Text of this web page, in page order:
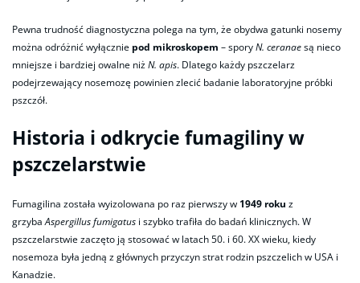
Pewna trudność diagnostyczna polega na tym, że obydwa gatunki nosemy
można odróżnić wyłącznie pod mikroskopem – sporyN. ceranaesą nieco
mniejsze i bardziej owalne niżN. apis. Dlatego każdy pszczelarz
podejrzewający nosemozę powinien zlecić badanie laboratoryjne próbki
pszczół.
Historia i odkrycie fumagiliny w
pszczelarstwie
Fumagilina została wyizolowana po raz pierwszy w 1949 roku z
grzybaAspergillus fumigatus i szybko trafiła do badań klinicznych. W
pszczelarstwie zaczęto ją stosować w latach 50. i 60. XX wieku, kiedy
nosemoza była jedną z głównych przyczyn strat rodzin pszczelich w USA i
Kanadzie.